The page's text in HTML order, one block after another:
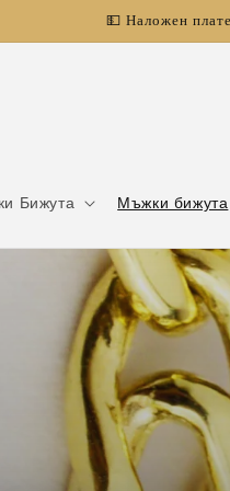
💵 Наложен
Бижута Мъжки бижута